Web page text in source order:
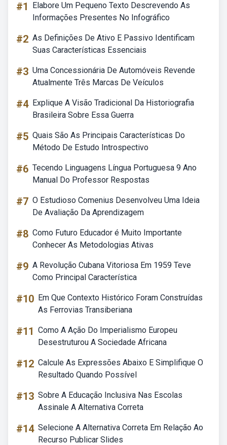
#1
Elabore Um Pequeno Texto Descrevendo As
Informações Presentes No Infográfico
#2 As Definições De Ativo E Passivo Identificam
Suas Características Essenciais
#3 Uma Concessionária De Automóveis Revende
Atualmente Três Marcas De Veículos
#4 Explique A Visão Tradicional Da Historiografia
Brasileira Sobre Essa Guerra
#5 Quais São As Principais Características Do
Método De Estudo Introspectivo
#6 Tecendo Linguagens Língua Portuguesa 9 Ano
Manual Do Professor Respostas
#7 O Estudioso Comenius Desenvolveu Uma Ideia
De Avaliação Da Aprendizagem
#8 Como Futuro Educador é Muito Importante
Conhecer As Metodologias Ativas
#9 A Revolução Cubana Vitoriosa Em 1959 Teve
Como Principal Característica
#10 Em Que Contexto Histórico Foram Construídas
As Ferrovias Transiberiana
#11 Como A Ação Do Imperialismo Europeu
Desestruturou A Sociedade Africana
#12 Calcule As Expressões Abaixo E Simplifique O
Resultado Quando Possível
#13 Sobre A Educação Inclusiva Nas Escolas
Assinale A Alternativa Correta
#14 Selecione A Alternativa Correta Em Relação Ao
Recurso Publicar Slides